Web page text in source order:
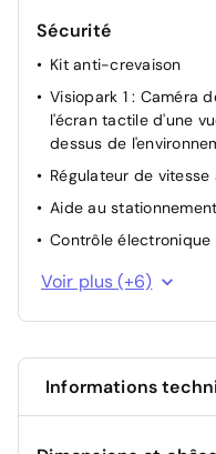
Sécurité
Kit anti-crevaison
Visiopark 1 : Caméra
l'écran tactile d'une
dessus de
Régulateur de
Aide au
Contrôle électronique
Essuie-vitre avant
détection de non
Sécurité enfant
Projecteurs LED
Voir plus (+6)
Informations